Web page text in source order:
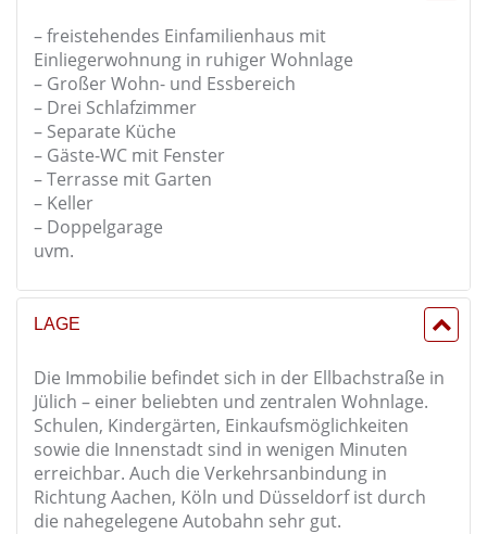
– freistehendes Einfamilienhaus mit
Einliegerwohnung in ruhiger Wohnlage
– Großer Wohn- und Essbereich
– Drei Schlafzimmer
– Separate Küche
– Gäste-WC mit Fenster
– Terrasse mit Garten
– Keller
– Doppelgarage
uvm.
LAGE
Die Immobilie befindet sich in der Ellbachstraße in
Jülich – einer beliebten und zentralen Wohnlage.
Schulen, Kindergärten, Einkaufsmöglichkeiten
sowie die Innenstadt sind in wenigen Minuten
erreichbar. Auch die Verkehrsanbindung in
Richtung Aachen, Köln und Düsseldorf ist durch
die nahegelegene Autobahn sehr gut.